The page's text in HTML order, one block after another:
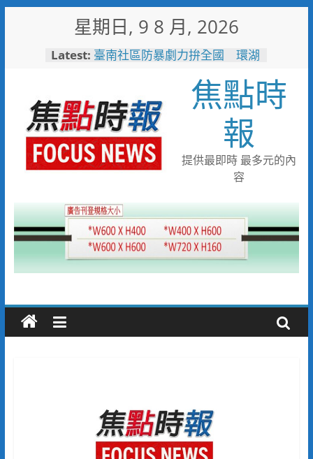
星期日, 9 8 月, 2026
Latest: 臺南社區防暴劇力拚全國 環湖
搭台灣好行低碳暢玩小琉球！大
鵬灣管理處推出暑假好康
高雄4,599件作品傳遞拒毒信
念 「2026港都反毒盃」用畫
筆打造兒童防毒力
498位大專青年返鄉 彰化暑期
工讀營隊結業
彰化縣運會6項10人破大會紀錄
焦點時
報
提供最即時 最多元的內
容